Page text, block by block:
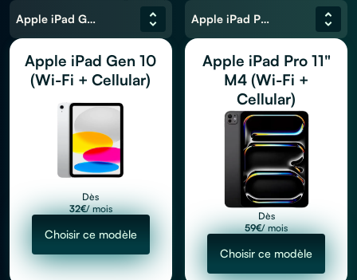
Apple iPad Gen 10 (Wi-Fi + Cellular)
Apple iPad Gen 10
(Wi-Fi + Cellular)
Dès
32€/ mois
Choisir ce modèle
Apple iPad Pro 11" M4 (Wi-Fi + Cellular)
Apple iPad Pro 11"
M4 (Wi-Fi +
Cellular)
Dès
59€/ mois
Choisir ce modèle